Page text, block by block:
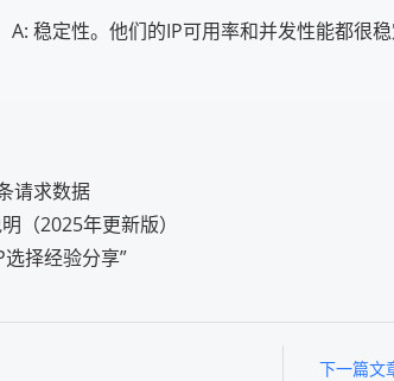
A: 稳定性。他们的IP可用率和并发性能都很
请求数据
（2025年更新版）
择经验分享”
下一篇文